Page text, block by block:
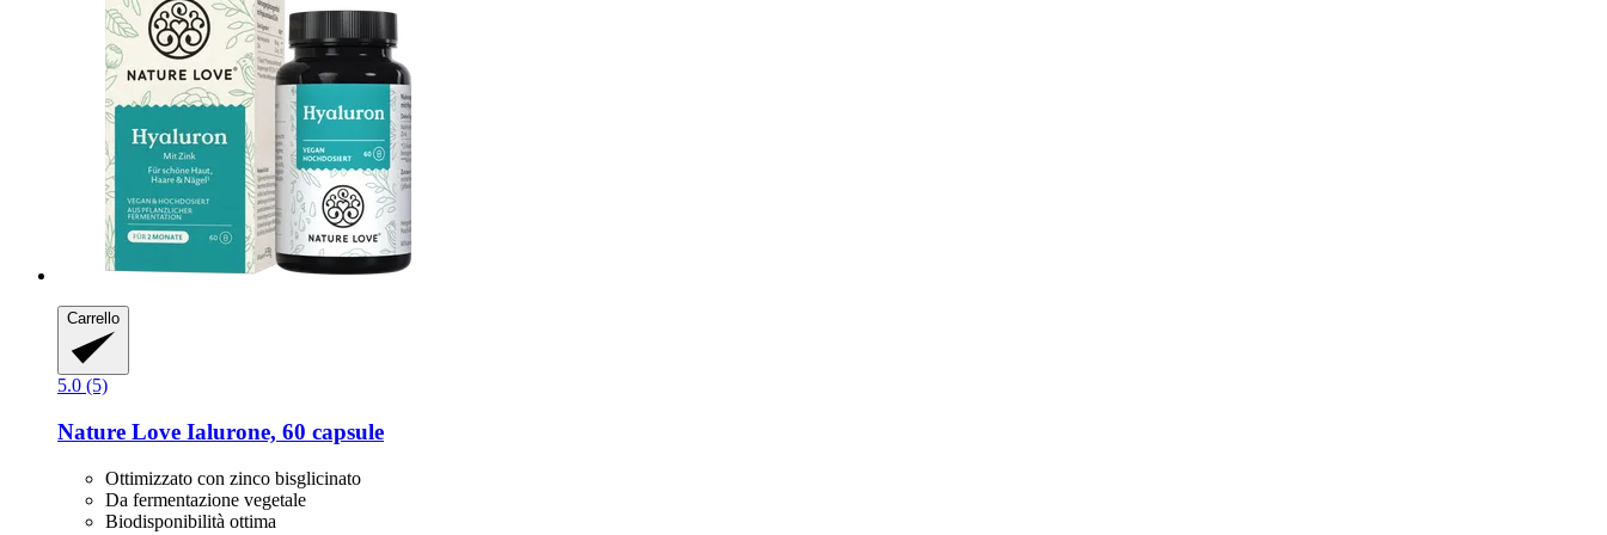
Carrello
5.0 (5)
Nature Love Ialurone, 60 capsule
Ottimizzato con zinco bisglicinato
Da fermentazione vegetale
Biodisponibilità ottima